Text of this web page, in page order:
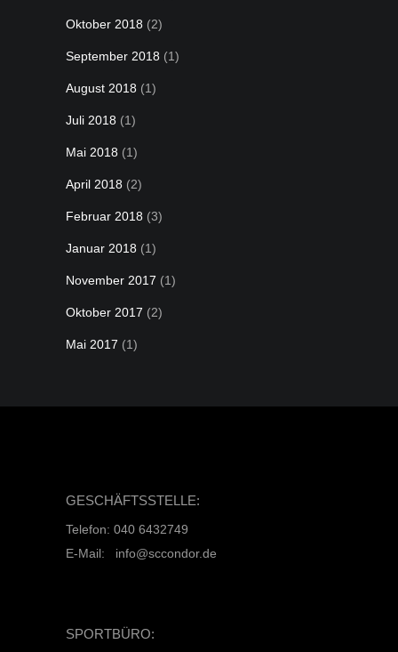
Oktober 2018 (2)
September 2018 (1)
August 2018 (1)
Juli 2018 (1)
Mai 2018 (1)
April 2018 (2)
Februar 2018 (3)
Januar 2018 (1)
November 2017 (1)
Oktober 2017 (2)
Mai 2017 (1)
GESCHÄFTSSTELLE:
Telefon: 040 6432749
E-Mail: info@sccondor.de
SPORTBÜRO: